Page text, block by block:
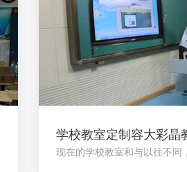
学校教室定制容大彩晶
现在的学校教室和与以往不同